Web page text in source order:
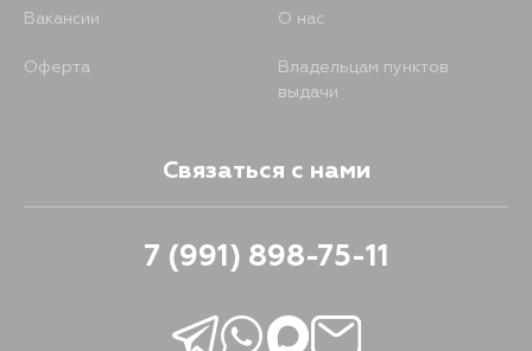
Вакансии О нас
Оферта
Владельцам пунктов
выдачи
Связаться с нами
7 (991) 898-75-11